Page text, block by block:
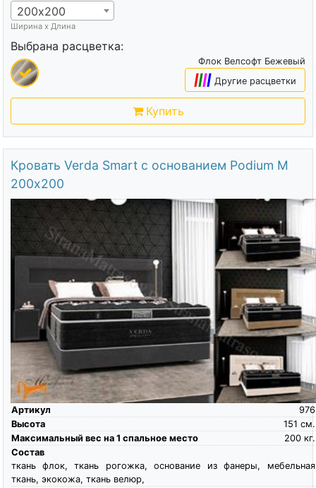
200х200
Ширина х Длина
Выбрана расцветка:
Флок Велсофт Бежевый
|||| Другие расцветки
Купить
Кровать Verda Smart с основанием Podium M
200х200
Артикул
976
Высота
см.
151
Максимальный вес на 1 спальное место
кг.
200
Состав
ткань флок, ткань рогожка, основание из фанеры, мебельная
ткань, экокожа, ткань велюр,